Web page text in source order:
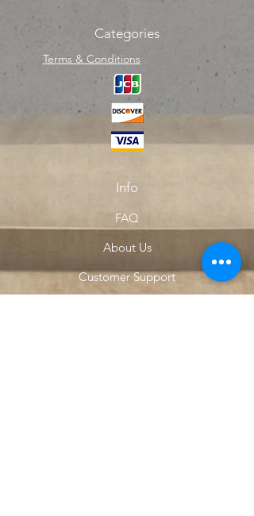
Categories
Terms & Conditions
Info
FAQ
About Us
Customer Support